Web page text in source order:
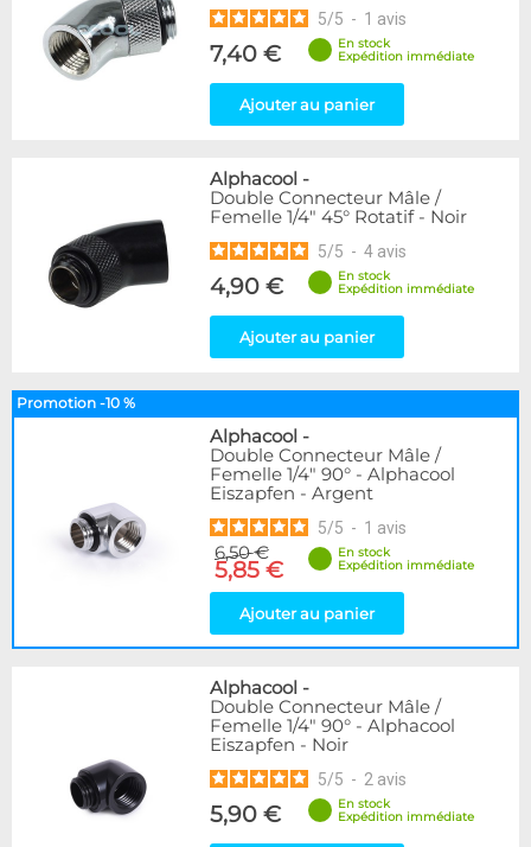
5/5 - 1 avis
7,40 €
En stock
Expédition immédiate
Ajouter au panier
Alphacool -
Double Connecteur Mâle /
Femelle 1/4" 45° Rotatif - Noir
5/5 - 4 avis
4,90 €
En stock
Expédition immédiate
Ajouter au panier
Promotion -10 %
Alphacool -
Double Connecteur Mâle /
Femelle 1/4" 90° - Alphacool
Eiszapfen - Argent
5/5 - 1 avis
6,50 €
5,85 €
En stock
Expédition immédiate
Ajouter au panier
Alphacool -
Double Connecteur Mâle /
Femelle 1/4" 90° - Alphacool
Eiszapfen - Noir
5/5 - 2 avis
5,90 €
En stock
Expédition immédiate